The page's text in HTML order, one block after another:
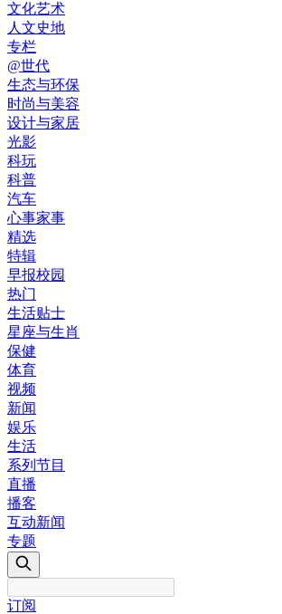
文化艺术
人文史地
专栏
@世代
生态与环保
时尚与美容
设计与家居
光影
科玩
科普
汽车
心事家事
精选
特辑
早报校园
热门
生活贴士
星座与生肖
保健
体育
视频
新闻
娱乐
生活
系列节目
直播
播客
互动新闻
专题
订阅